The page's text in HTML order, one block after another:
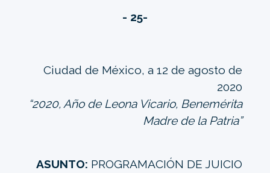
- 25-
Ciudad de México, a 12 de agosto de
2020
“2020, Año de Leona Vicario, Benemérita
Madre de la Patria”
ASUNTO: PROGRAMACIÓN DE JUICIO